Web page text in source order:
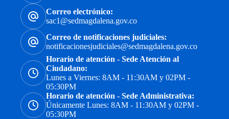
Correo electrónico:
sac1@sedmagdalena.gov.co
Correo de notificaciones judiciales:
notificacionesjudiciales@sedmagdalena.gov.co
Horario de atención - Sede Atención al
Ciudadano:
Lunes a Viernes: 8AM - 11:30AM y 02PM -
05:30PM
Horario de atención - Sede Administrativa:
Únicamente Lunes: 8AM - 11:30AM y 02PM -
05:30PM